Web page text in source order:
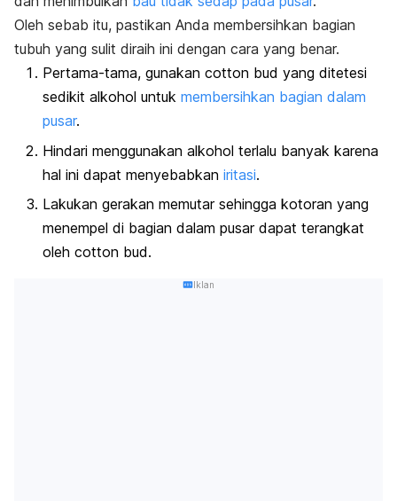
Oleh sebab itu, pastikan Anda membersihkan bagian
tubuh yang sulit diraih ini dengan cara yang benar.
Pertama-tama, gunakan cotton bud yang ditetesi
sedikit alkohol untuk membersihkan bagian dalam
pusar.
Hindari menggunakan alkohol terlalu banyak karena
hal ini dapat menyebabkan iritasi.
Lakukan gerakan memutar sehingga kotoran yang
menempel di bagian dalam pusar dapat terangkat
oleh cotton bud.
Iklan